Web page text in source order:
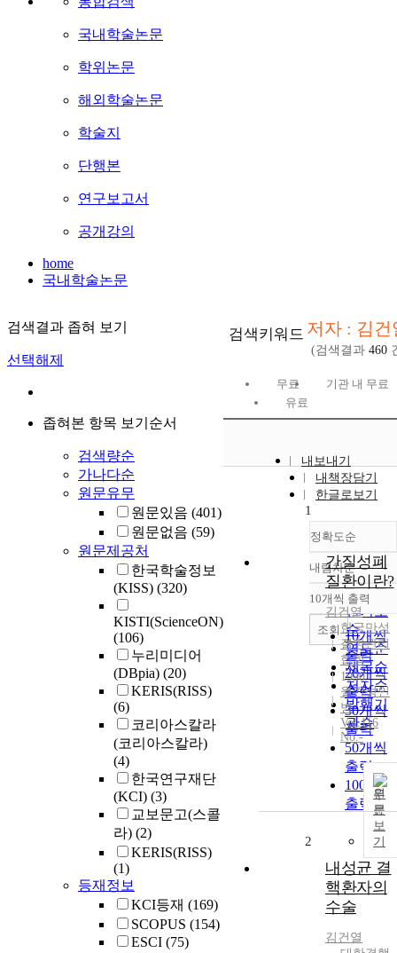
국내학술논문
학위논문
해외학술논문
학술지
단행본
연구보고서
공개강의
home
국내학술논문
검색결과 좁혀 보기
선택해제
좁혀본 항목 보기순서
검색량순
가나다순
원문유무
원문있음 (401)
원문없음 (59)
원문제공처
한국학술정보
(KISS) (320)
KISTI(ScienceON)
(106)
누리미디어
(DBpia) (20)
KERIS(RISS)
(6)
코리아스칼라
(코리아스칼라)
(4)
한국연구재단
(KCI) (3)
교보문고(스콜
라) (2)
KERIS(RISS)
(1)
등재정보
KCI등재 (169)
SCOPUS (154)
ESCI (75)
검색키워드 저자 : 김건
(검색결과 460
무료
기관 내 무료
유료
내보내기
내책장담기
한글로보기
정확도순
정확도
순
인기도
순
연도순
제목순
저자순
발행기
관순
내림차순
내림차
10개씩 출력
10개씩
출력
20개씩
출력
30개씩
출력
50개씩
출력
100개씩
출력
조회
1
간질성폐
질환이란?
김건열
한국만성
질환관리
협회
1990
월간성인
병
Vol.116
No.-
원
문
보
기
2
내성균 결
핵환자의
수술
김건열